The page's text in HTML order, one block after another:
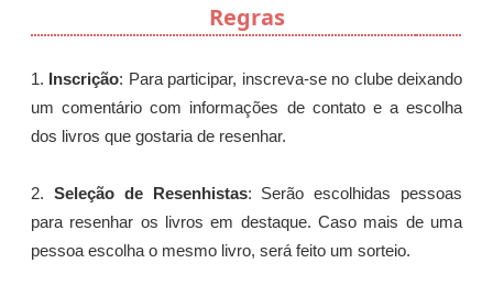
Regras
1. Inscrição: Para participar, inscreva-se no clube deixando
um comentário com informações de contato e a escolha
dos livros que gostaria de resenhar.
2. Seleção de Resenhistas: Serão escolhidas pessoas
para resenhar os livros em destaque. Caso mais de uma
pessoa escolha o mesmo livro, será feito um sorteio.